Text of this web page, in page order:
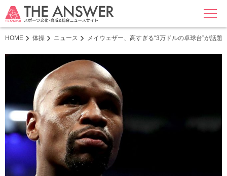
MENU
HOME 体操 ニュース メイウェザー、高すぎる“3万ドルの卓球台”が話